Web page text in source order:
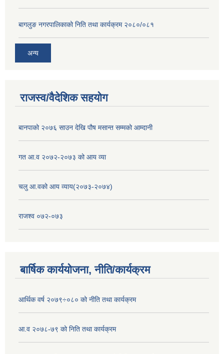
बागलुङ नगरपालिकाको निति तथा कार्यक्रम २०८०/०८१
अन्य
राजस्व/वैदेशिक सहयोग
बानपाको २०७६ साउन देखि पौष मसान्त सम्मको आम्दानी
गत आ.व २०७२-२०७३ को आय व्या
चलु आ.वको आय व्याय(२०७३-२०७४)
राजश्व ०७२-०७३
बार्षिक कार्ययोजना, नीति/कार्यक्रम
आर्थिक वर्ष २०७९÷०८० को नीति तथा कार्यक्रम
आ.व २०७८-७९ को निति तथा कार्यक्रम